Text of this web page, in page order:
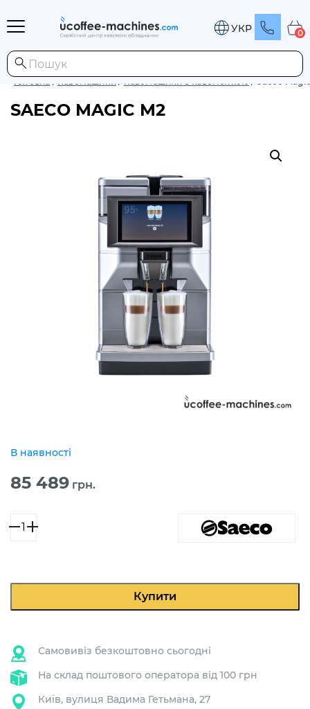
УКР 0
Головна / Кавомашини / Кавомашини з кавомолкою / Saeco
SAECO MAGIC M2
В наявності
85 489 грн.
Saeco
Magic
Купити
Самовивіз безкоштовно сьогодні
На склад поштового оператора від 100 грн
Київ, вулиця Вадима Гетьмана, 27